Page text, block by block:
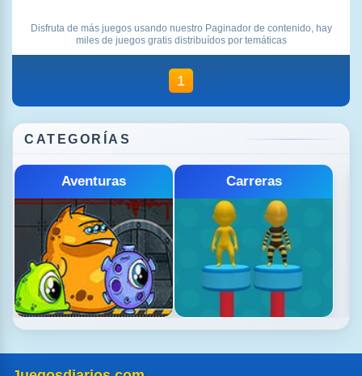
Disfruta de más juegos usando nuestro Paginador de contenido, hay
miles de juegos gratis distribuídos por temáticas
1
CATEGORÍAS
Cartas Clasicos